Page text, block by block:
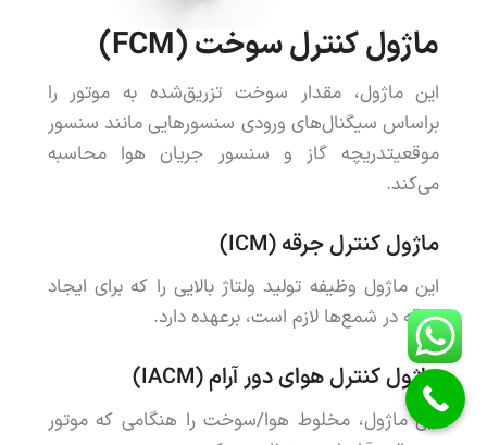
ماژولکنترلسوخت(
FCM
)
این ماژول،مقدار سوخت تزریقشده به موتور را
براساس سیگنالهای ورودی سنسورهایی مانند سنسور
موقعیتدریچه گاز و سنسور جریان هوا محاسبه
میکند.
ماژولکنترلجرقه (
ICM
)
این ماژول وظیفه تولید ولتاژ بالایی را که برای ایجاد
جرقه در شمعها لازم است، برعهده دارد.
ماژولکنترلهوایدورآرام(
IACM
)
این ماژول، مخلوط هوا/سوخت را هنگامی که موتور